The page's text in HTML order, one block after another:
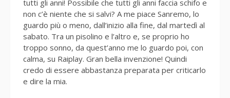
tutti gli anni! Possibile che tutti gli anni faccia schifo e
non c’è niente che si salvi? A me piace Sanremo, lo
guardo più o meno, dall’inizio alla fine, dal martedì al
sabato. Tra un pisolino e l’altro e, se proprio ho
troppo sonno, da quest’anno me lo guardo poi, con
calma, su Raiplay. Gran bella invenzione! Quindi
credo di essere abbastanza preparata per criticarlo
e dire la mia.